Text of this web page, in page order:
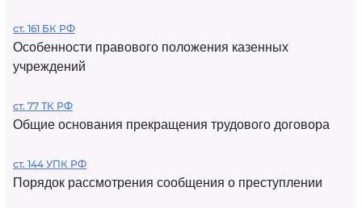
ст. 161 БК РФ
Особенности правового положения казенных
учреждений
ст. 77 ТК РФ
Общие основания прекращения трудового договора
ст. 144 УПК РФ
Порядок рассмотрения сообщения о преступлении